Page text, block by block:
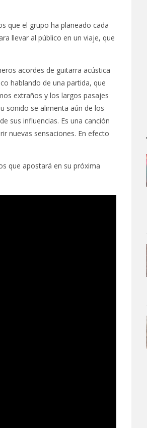
que el grupo ha planeado cada
llevar al público en un viaje, que
acordes de guitarra acústica
hablando de una partida, que
extraños y los largos pasajes
sonido se alimenta aún de los
sus influencias. Es una canción
nuevas sensaciones. En efecto
que apostará en su próxima